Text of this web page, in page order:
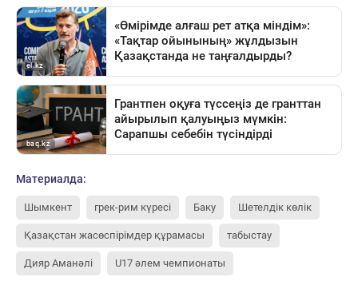
Материалда:
Шымкент грек-рим күресі Баку Шетелдік көлік
Қазақстан жасөспірімдер құрамасы табыстау
Дияр Аманәлі U17 әлем чемпионаты